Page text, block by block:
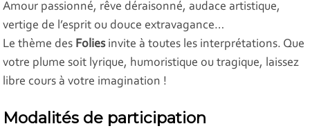
Amour passionné, rêve déraisonné, audace artistique,
vertige de l’esprit ou douce extravagance…
Le thème des Foliesinvite à toutes les interprétations. Que
votre plume soit lyrique, humoristique ou tragique, laissez
libre cours à votre imagination !
Modalités de participation